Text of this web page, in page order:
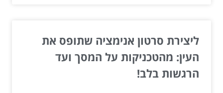
ליצירת סרטון אנימציה שתופס את
העין: מהטכניקות על המסך ועד
הרגשות בלב!